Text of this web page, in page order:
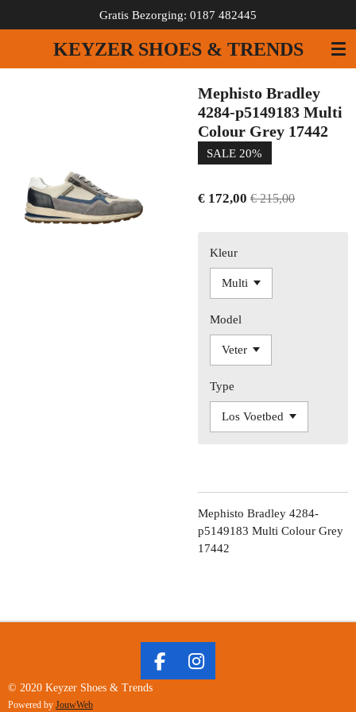
direct
de
KEYZER SHOES & TRENDS
Gratis Bezorging: 0187 482445
Mephisto Bradley
4284-p5149183 Multi
Colour Grey 17442
SALE 20%
€ 172,00 € 215,00
Kleur
Model
Type
Mephisto Bradley 4284-
p5149183 Multi Colour Grey
17442
F
I
© 2020 Keyzer Shoes & Trends
Powered by JouwWeb